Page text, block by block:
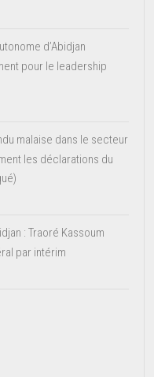
d’Abidjan
pour le leadership
malaise dans le secteur
les déclarations du
: Traoré Kassoum
par intérim